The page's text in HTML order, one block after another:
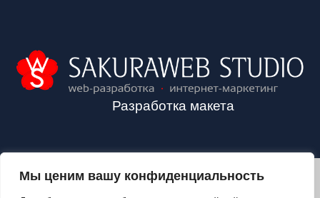
Мы ценим вашу конфиденциальность
Разработка макета
2024©VALOZHIN.BY - НОВОСТИ ВОЛОЖИНСКОГО РАЙОНА